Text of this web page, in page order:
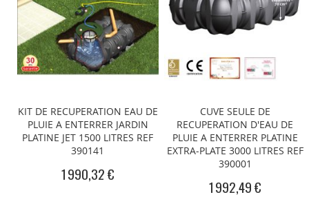
KIT DE RECUPERATION EAU DE
PLUIE A ENTERRER JARDIN
PLATINE JET 1500 LITRES REF
390141
1 990,32 €
CUVE SEULE DE
RECUPERATION D'EAU DE
PLUIE A ENTERRER PLATINE
EXTRA-PLATE 3000 LITRES REF
390001
1 992,49 €